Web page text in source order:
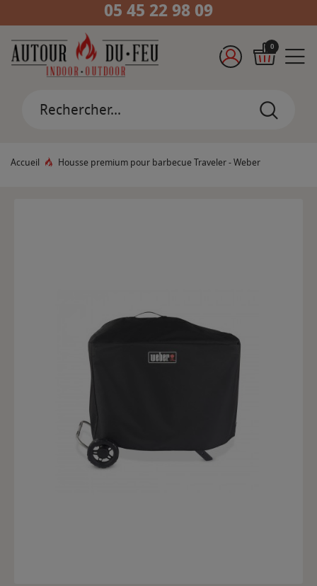
05 45 22 98 09
0
Accueil Housse premium pour barbecue Traveler - Weber